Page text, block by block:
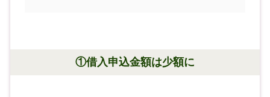
①借入申込金額は少額に